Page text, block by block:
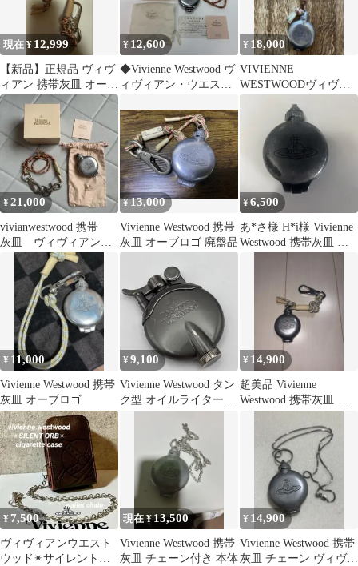
現在 ¥ 12,999
【新品】正規品 ヴィヴ
ィアン 携帯灰皿 オーブ
ロープストラップ
¥ 12,600
◆Vivienne Westwood ヴ
ィヴィアン・ウエスト
939
¥ 18,000
VIVIENNE
WESTWOODヴィヴィ
¥21,000
vivianwestwood 携帯
灰皿 ヴィヴィアン
シルバー
¥13,000
Vivienne Westwood 携帯
灰皿 オーブロゴ 廃盤品
¥6,500
あ*さ様 H*i様 Vivienne
Westwood 携帯灰皿 オ
¥ 11,000
Vivienne Westwood 携帯
灰皿 オーブロゴ
¥9,100
Vivienne Westwood タン
ク型 オイルライター オ
¥ 14,900
超美品 Vivienne
Westwood 携帯灰皿 オ
¥ 7,500
ヴィヴィアンウエスト
ウッド✴︎サイレント
現在 ¥13,500
Vivienne Westwood 携帯
灰皿 チェーン付き 本体
¥ 14,900
Vivienne Westwood 携帯
灰皿 チェーン ヴィヴィ